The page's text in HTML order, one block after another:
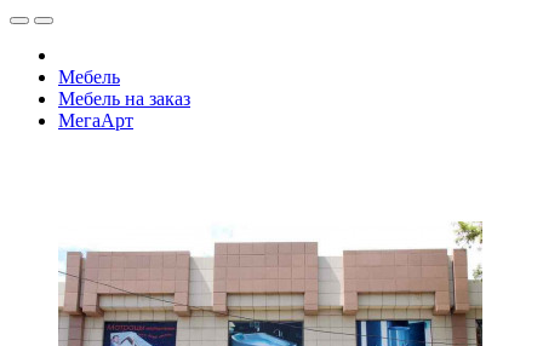
Мебель
Мебель на заказ
МегаАрт